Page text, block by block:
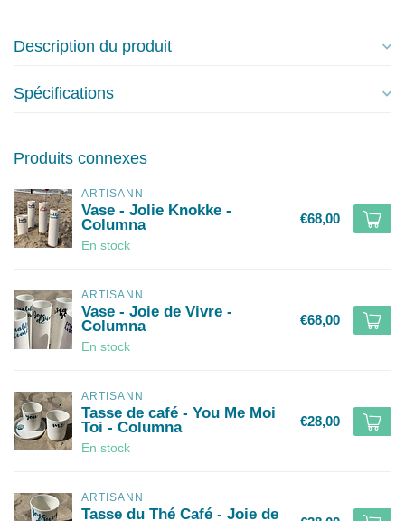
Description du produit
Spécifications
Produits connexes
ARTISANN
Vase - Jolie Knokke -
Columna
En stock
€68,00
ARTISANN
Vase - Joie de Vivre -
Columna
En stock
€68,00
ARTISANN
Tasse de café - You Me Moi
Toi - Columna
En stock
€28,00
ARTISANN
Tasse du Thé Café - Joie de